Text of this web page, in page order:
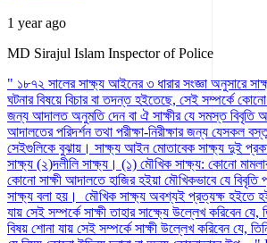
1 year ago
MD Sirajul Islam Inspector of Police
" ১৮৭২ সালের সাক্ষ্য আইনের ৩ ধারার সংজ্ঞা অনুসারে
ঘটনার বিষয়ে বিচার বা তদন্ত হইতেছে, সেই সম্পর্কে কোনো
জন্য আদালত অনুমতি দেন বা ঐ সাক্ষীর যে সমস্ত বিবৃতি
আদালতের পরিদর্শন তথা পরীক্ষা-নিরীক্ষার জন্য যেসকল
সেইগুলিকে বুঝায়। সাক্ষ্য আইন মোতাবেক সাক্ষ্য দুই
সাক্ষ্য (২)দলীলি সাক্ষ্য। (১) মৌখিক সাক্ষ্য: কোনো
কোনো সাক্ষী আদালতে হাজির হইয়া মৌখিকভাবে যে বিবৃতি
সাক্ষ্য বলা হয়। মৌখিক সাক্ষ্য অবশ্যই প্রত্যক্ষ হইতে
যায় সেই সম্পর্কে সাক্ষী তাহার সাক্ষ্যে উল্লেখ করিবেন
বিষয় শোনা যায় সেই সম্পর্কে সাক্ষী উল্লেখ করিবেন যে,